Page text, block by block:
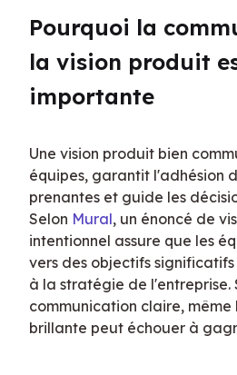
Pourquoi la
la vision produit
importante
Une vision produit bien
équipes, garantit l'adhésion
prenantes et guide les
Selon Mural, un énoncé de
intentionnel assure que les
vers des objectifs
à la stratégie de l'entreprise.
communication claire, même
brillante peut échouer à